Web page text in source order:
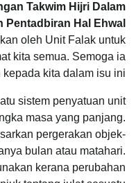
Takwim Hijri Dalam
Pentadbiran Hal Ehwal
oleh Unit Falak untuk
kita semua. Semoga ia
kita dalam isu ini.
sistem penyatuan unit
masa yang panjang.
pergerakan objek-
bulan atau matahari.
kerana perubahan